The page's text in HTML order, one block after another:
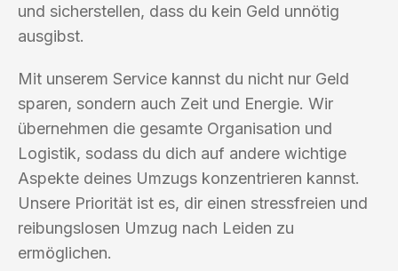
und sicherstellen, dass du kein Geld unnötig
ausgibst.
Mit unserem Service kannst du nicht nur Geld
sparen, sondern auch Zeit und Energie. Wir
übernehmen die gesamte Organisation und
Logistik, sodass du dich auf andere wichtige
Aspekte deines Umzugs konzentrieren kannst.
Unsere Priorität ist es, dir einen stressfreien und
reibungslosen Umzug nach Leiden zu
ermöglichen.